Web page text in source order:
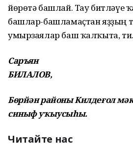
йөрөтә­ башлай.­ Тау­ битләүе­
башлар-­башламаҫтан­ яҙҙың­
умырзаялар­ баш ­ҡалҡыта,­ ти.
Саръян
БИЛАЛОВ,
Бөрйән районы Килдеғол
синыф уҡыусыһы.
Читайте нас